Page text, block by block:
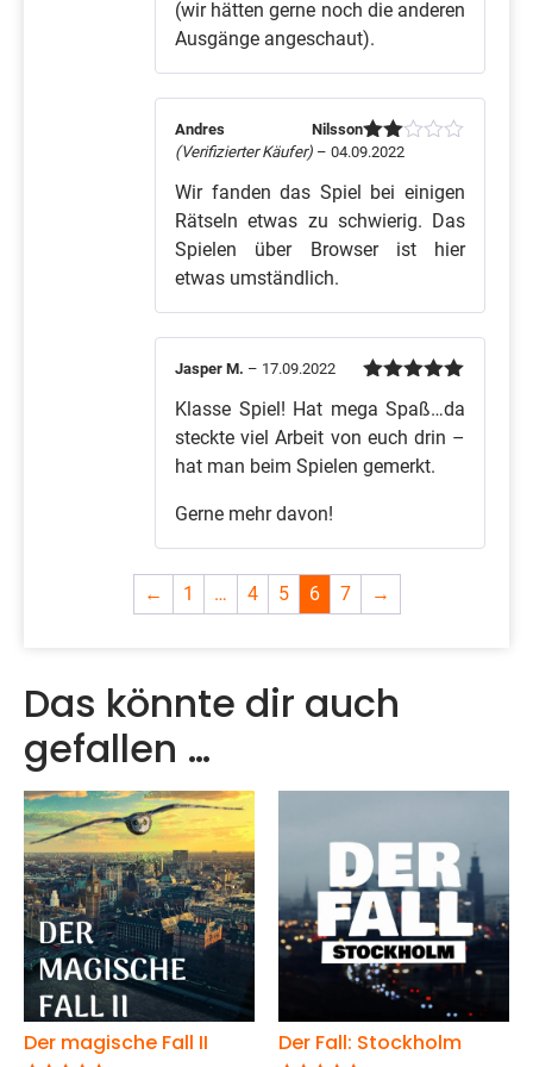
(wir hätten gerne noch die anderen
Ausgänge angeschaut).
Bewertet
von
5
Andres Nilsson
(Verifizierter Käufer) – 04.09.2022
Wir fanden das Spiel bei einigen
Rätseln etwas zu schwierig. Das
Spielen über Browser ist hier
etwas umständlich.
5von 5
Jasper M. – 17.09.2022
Klasse Spiel! Hat mega Spaß…da
steckte viel Arbeit von euch drin –
hat man beim Spielen gemerkt.
Gerne mehr davon!
← 1 … 4 5 6 7 →
Das könnte dir auch
gefallen …
Der magische Fall II Der Fall: Stockholm